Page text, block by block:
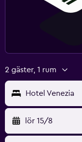
2 gäster, 1 rum
Hotel Venezia
lör 15/8